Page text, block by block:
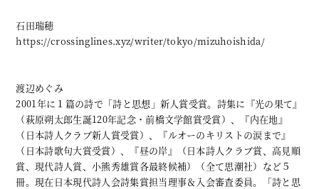
石田瑞穂
https://crossinglines.xyz/writer/tokyo/mizuhoishida/
渡辺めぐみ
2001年に１篇の詩で「詩と思想」新人賞受賞。詩集に『光の果て』
（萩原朔太郎生誕120年記念・前橋文学館賞受賞）、『内在地』
（日本詩人クラブ新人賞受賞）、『ルオーのキリストの涙まで』
（日本詩歌句大賞受賞）、『昼の岸』（日本詩人クラブ賞、高見順
賞、現代詩人賞、小熊秀雄賞各最終候補）（全て思潮社）など５
冊。現在日本現代詩人会詩集賞担当理事＆入会審査委員。「詩と思